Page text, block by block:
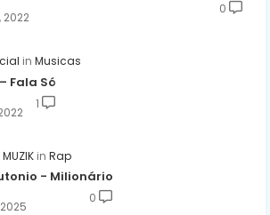
2022
0
Musicas
Fala Só
1
Rap
- Milionário
0